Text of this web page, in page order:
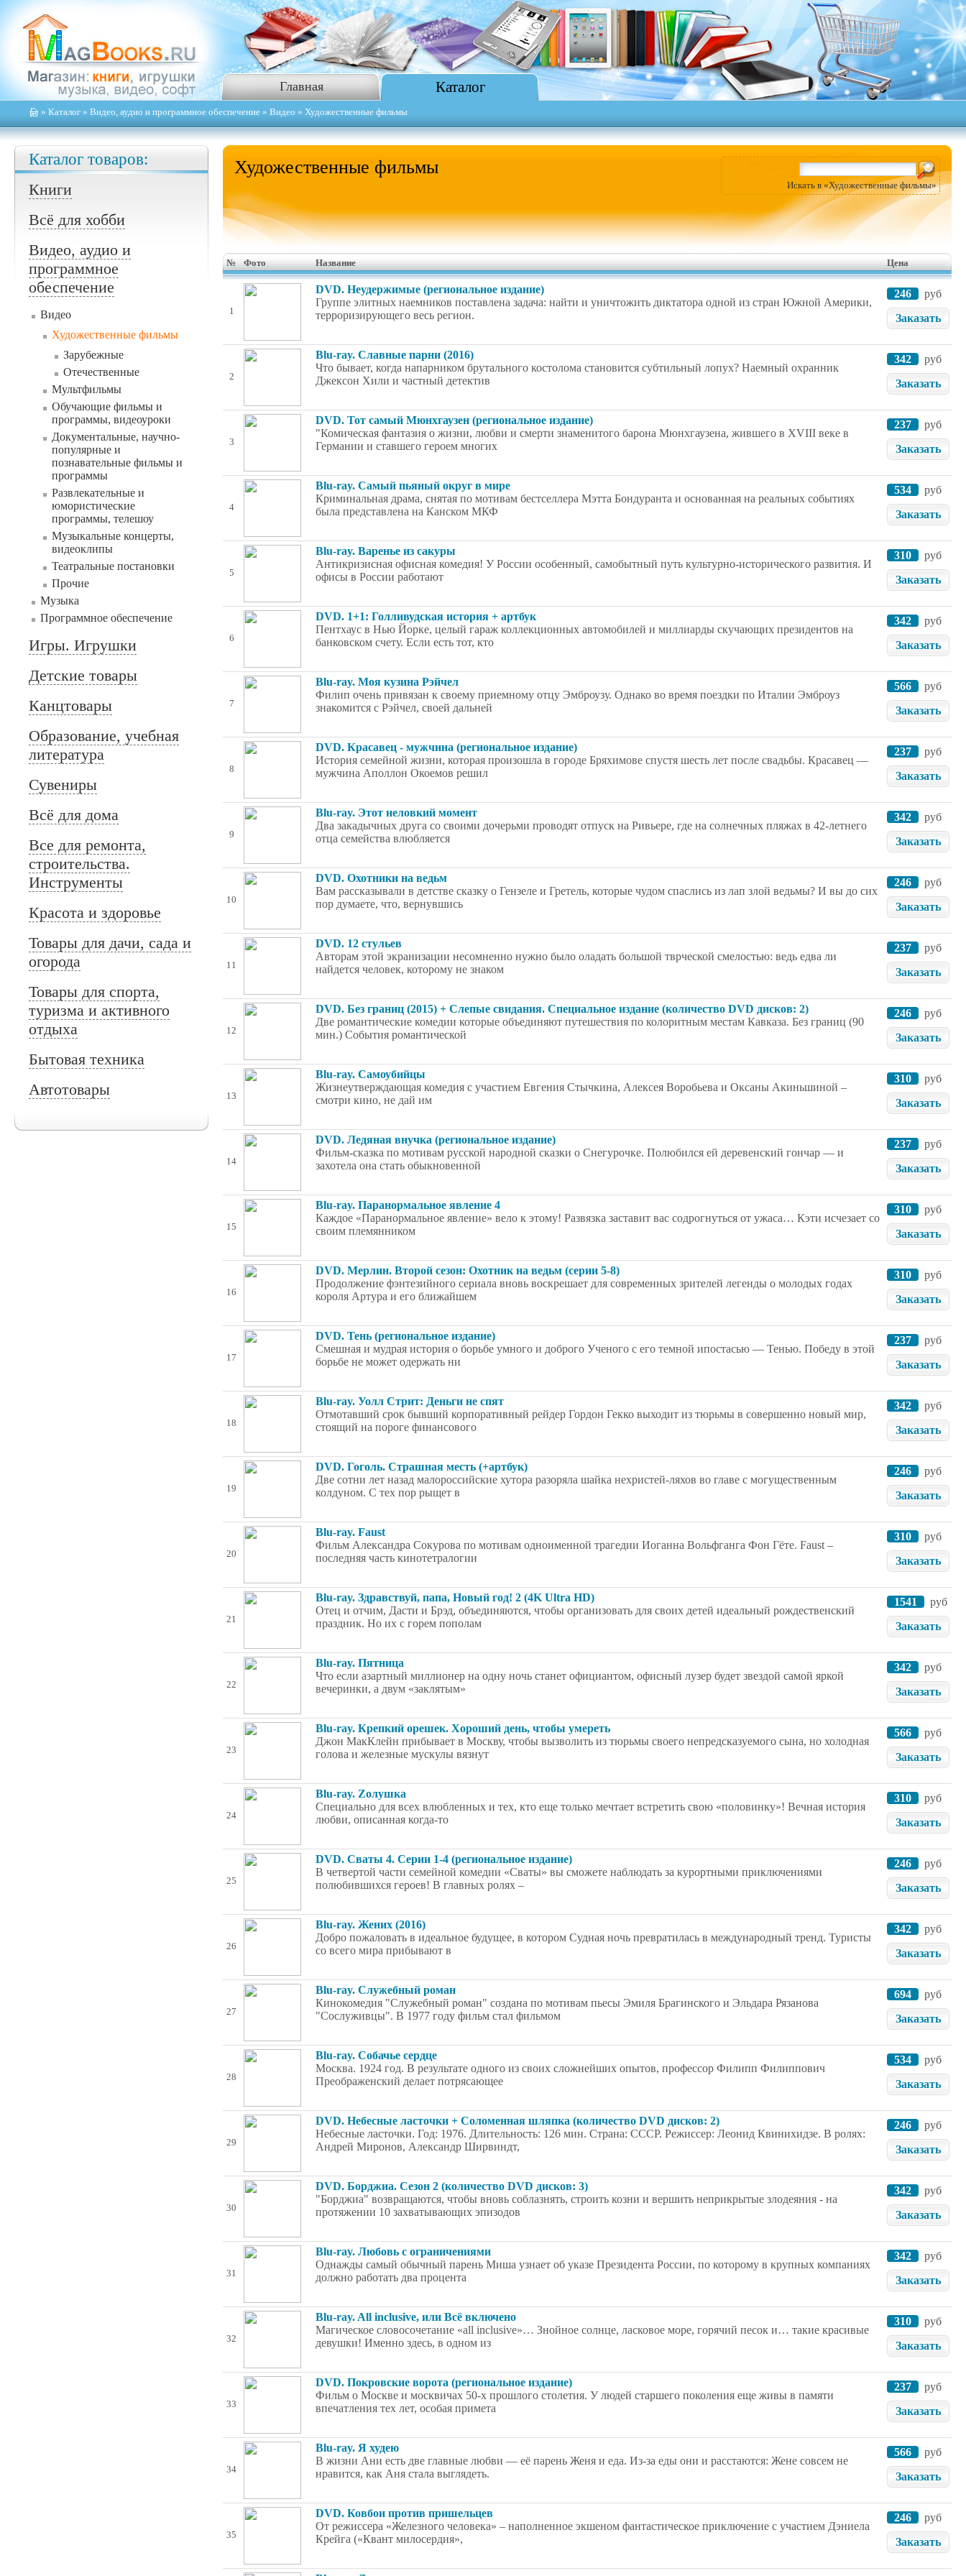
Главная Каталог
» Каталог » Видео, аудио и программное обеспечение » Видео » Художественные фильмы
Каталог товаров:
Книги
Всё для хобби
Видео, аудио и
программное
обеспечение
Видео
Художественные фильмы
Зарубежные
Отечественные
Мультфильмы
Обучающие фильмы и
программы, видеоуроки
Документальные, научно-
популярные и
познавательные фильмы и
программы
Развлекательные и
юмористические
программы, телешоу
Музыкальные концерты,
видеоклипы
Театральные постановки
Прочие
Музыка
Программное обеспечение
Игры. Игрушки
Детские товары
Канцтовары
Образование, учебная
литература
Сувениры
Всё для дома
Все для ремонта,
строительства.
Инструменты
Красота и здоровье
Товары для дачи, сада и
огорода
Товары для спорта,
туризма и активного
отдыха
Бытовая техника
Автотовары
Художественные фильмы
Искать в «Художественные фильмы»
№ Фото Название Цена
1
DVD. Неудержимые (региональное издание)
Группе элитных наемников поставлена задача: найти и уничтожить диктатора одной из стран Южной Америки,
терроризирующего весь регион.
246
руб
Заказать
2
Blu-ray. Славные парни (2016)
Что бывает, когда напарником брутального костолома становится субтильный лопух? Наемный охранник
Джексон Хили и частный детектив
342
руб
Заказать
3
DVD. Тот самый Мюнхгаузен (региональное издание)
"Комическая фантазия о жизни, любви и смерти знаменитого барона Мюнхгаузена, жившего в XVIII веке в
Германии и ставшего героем многих
237
руб
Заказать
4
Blu-ray. Самый пьяный округ в мире
Криминальная драма, снятая по мотивам бестселлера Мэтта Бондуранта и основанная на реальных событиях
была представлена на Канском МКФ
534
руб
Заказать
5
Blu-ray. Варенье из сакуры
Антикризисная офисная комедия! У России особенный, самобытный путь культурно-исторического развития. И
офисы в России работают
310
руб
Заказать
6
DVD. 1+1: Голливудская история + артбук
Пентхаус в Нью Йорке, целый гараж коллекционных автомобилей и миллиарды скучающих президентов на
банковском счету. Если есть тот, кто
342
руб
Заказать
7
Blu-ray. Моя кузина Рэйчел
Филип очень привязан к своему приемному отцу Эмброузу. Однако во время поездки по Италии Эмброуз
знакомится с Рэйчел, своей дальней
566
руб
Заказать
8
DVD. Красавец - мужчина (региональное издание)
История семейной жизни, которая произошла в городе Бряхимове спустя шесть лет после свадьбы. Красавец —
мужчина Аполлон Окоемов решил
237
руб
Заказать
9
Blu-ray. Этот неловкий момент
Два закадычных друга со своими дочерьми проводят отпуск на Ривьере, где на солнечных пляжах в 42-летнего
отца семейства влюбляется
342
руб
Заказать
10
DVD. Охотники на ведьм
Вам рассказывали в детстве сказку о Гензеле и Гретель, которые чудом спаслись из лап злой ведьмы? И вы до сих
пор думаете, что, вернувшись
246
руб
Заказать
11
DVD. 12 стульев
Авторам этой экранизации несомненно нужно было оладать большой тврческой смелостью: ведь едва ли
найдется человек, которому не знаком
237
руб
Заказать
12
DVD. Без границ (2015) + Слепые свидания. Специальное издание (количество DVD дисков: 2)
Две романтические комедии которые объединяют путешествия по колоритным местам Кавказа. Без границ (90
мин.) События романтической
246
руб
Заказать
13
Blu-ray. Самоубийцы
Жизнеутверждающая комедия с участием Евгения Стычкина, Алексея Воробьева и Оксаны Акиньшиной –
смотри кино, не дай им
310
руб
Заказать
14
DVD. Ледяная внучка (региональное издание)
Фильм-сказка по мотивам русской народной сказки о Снегурочке. Полюбился ей деревенский гончар — и
захотела она стать обыкновенной
237
руб
Заказать
15
Blu-ray. Паранормальное явление 4
Каждое «Паранормальное явление» вело к этому! Развязка заставит вас содрогнуться от ужаса… Кэти исчезает со
своим племянником
310
руб
Заказать
16
DVD. Мерлин. Второй сезон: Охотник на ведьм (серии 5-8)
Продолжение фэнтезийного сериала вновь воскрешает для современных зрителей легенды о молодых годах
короля Артура и его ближайшем
310
руб
Заказать
17
DVD. Тень (региональное издание)
Смешная и мудрая история о борьбе умного и доброго Ученого с его темной ипостасью — Тенью. Победу в этой
борьбе не может одержать ни
237
руб
Заказать
18
Blu-ray. Уолл Стрит: Деньги не спят
Отмотавший срок бывший корпоративный рейдер Гордон Гекко выходит из тюрьмы в совершенно новый мир,
стоящий на пороге финансового
342
руб
Заказать
19
DVD. Гоголь. Страшная месть (+артбук)
Две сотни лет назад малороссийские хутора разоряла шайка нехристей-ляхов во главе с могущественным
колдуном. С тех пор рыщет в
246
руб
Заказать
20
Blu-ray. Faust
Фильм Александра Сокурова по мотивам одноименной трагедии Иоганна Вольфганга Фон Гёте. Faust –
последняя часть кинотетралогии
310
руб
Заказать
21
Blu-ray. Здравствуй, папа, Новый год! 2 (4K Ultra HD)
Отец и отчим, Дасти и Брэд, объединяются, чтобы организовать для своих детей идеальный рождественский
праздник. Но их с горем пополам
1541
руб
Заказать
22
Blu-ray. Пятница
Что если азартный миллионер на одну ночь станет официантом, офисный лузер будет звездой самой яркой
вечеринки, а двум «заклятым»
342
руб
Заказать
23
Blu-ray. Крепкий орешек. Хороший день, чтобы умереть
Джон МакКлейн прибывает в Москву, чтобы вызволить из тюрьмы своего непредсказуемого сына, но холодная
голова и железные мускулы вязнут
566
руб
Заказать
24
Blu-ray. Zолушка
Специально для всех влюбленных и тех, кто еще только мечтает встретить свою «половинку»! Вечная история
любви, описанная когда-то
310
руб
Заказать
25
DVD. Сваты 4. Серии 1-4 (региональное издание)
В четвертой части семейной комедии «Сваты» вы сможете наблюдать за курортными приключениями
полюбившихся героев! В главных ролях –
246
руб
Заказать
26
Blu-ray. Жених (2016)
Добро пожаловать в идеальное будущее, в котором Судная ночь превратилась в международный тренд. Туристы
со всего мира прибывают в
342
руб
Заказать
27
Blu-ray. Служебный роман
Кинокомедия "Служебный роман" создана по мотивам пьесы Эмиля Брагинского и Эльдара Рязанова
"Сослуживцы". В 1977 году фильм стал фильмом
694
руб
Заказать
28
Blu-ray. Собачье сердце
Москва. 1924 год. В результате одного из своих сложнейших опытов, профессор Филипп Филиппович
Преображенский делает потрясающее
534
руб
Заказать
29
DVD. Небесные ласточки + Соломенная шляпка (количество DVD дисков: 2)
Небесные ласточки. Год: 1976. Длительность: 126 мин. Страна: СССР. Режиссер: Леонид Квинихидзе. В ролях:
Андрей Миронов, Александр Ширвиндт,
246
руб
Заказать
30
DVD. Борджиа. Сезон 2 (количество DVD дисков: 3)
"Борджиа" возвращаются, чтобы вновь соблазнять, строить козни и вершить неприкрытые злодеяния - на
протяжении 10 захватывающих эпизодов
342
руб
Заказать
31
Blu-ray. Любовь с ограничениями
Однажды самый обычный парень Миша узнает об указе Президента России, по которому в крупных компаниях
должно работать два процента
342
руб
Заказать
32
Blu-ray. All inclusive, или Всё включено
Магическое словосочетание «all inclusive»… Знойное солнце, ласковое море, горячий песок и… такие красивые
девушки! Именно здесь, в одном из
310
руб
Заказать
33
DVD. Покровские ворота (региональное издание)
Фильм о Москве и москвичах 50-х прошлого столетия. У людей старшего поколения еще живы в памяти
впечатления тех лет, особая примета
237
руб
Заказать
34
Blu-ray. Я худею
В жизни Ани есть две главные любви — её парень Женя и еда. Из-за еды они и расстаются: Жене совсем не
нравится, как Аня стала выглядеть.
566
руб
Заказать
35
DVD. Ковбои против пришельцев
От режиссера «Железного человека» – наполненное экшеном фантастическое приключение с участием Дэниела
Крейга («Квант милосердия»,
246
руб
Заказать